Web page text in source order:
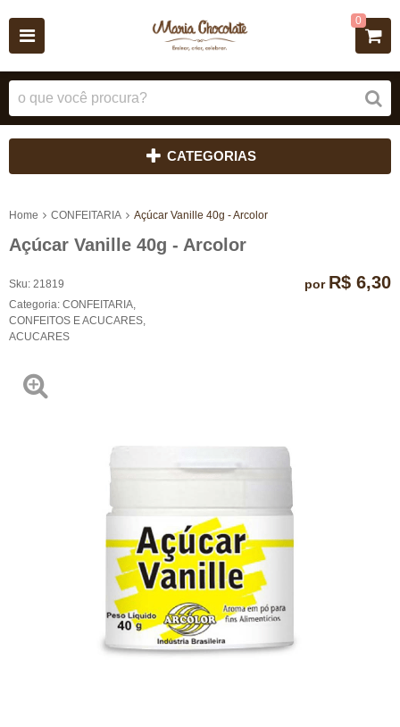
0
CATEGORIAS
Home CONFEITARIA Açúcar Vanille 40g - Arcolor
Açúcar Vanille 40g - Arcolor
Sku: 21819
Categoria: CONFEITARIA
CONFEITOS E ACUCARES
ACUCARES
por R$ 6,30